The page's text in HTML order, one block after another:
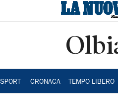
SPORT CRONACA TEMPO LIBERO